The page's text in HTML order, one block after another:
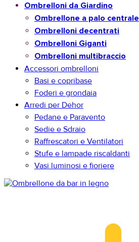
Ombrelloni da Giardino
Ombrellone a palo centrale
Ombrelloni decentrati
Ombrelloni Giganti
Ombrelloni multibraccio
Accessori ombrelloni
Basi e copribase
Foderi e grondaia
Arredi per Dehor
Pedane e Paravento
Sedie e Sdraio
Raffrescatori e Ventilatori
Stufe e lampade riscaldanti
Vasi luminosi e fioriere